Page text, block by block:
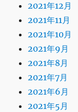
2021年12月
2021年11月
2021年10月
2021年9月
2021年8月
2021年7月
2021年6月
2021年5月